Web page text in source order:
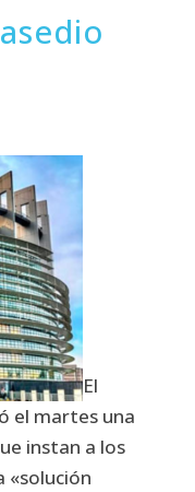
El
el martes una
instan a los
«solución